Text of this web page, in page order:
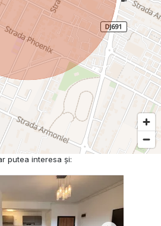
putea interesa și: